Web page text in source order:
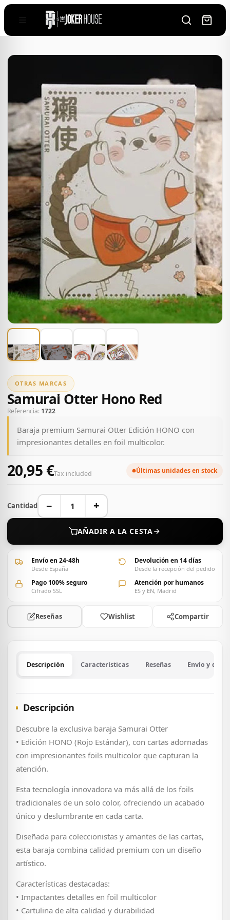
OTRAS MARCAS
Samurai Otter Hono Red
Referencia: 1722
Baraja premium Samurai Otter Edición HONO con
impresionantes detalles en foil multicolor.
20,95 €Tax included Últimas unidades en stock
Cantidad − +
AÑADIR A LA CESTA
Envío en 24-48h
Desde España
Devolución en 14 días
Desde la recepción del pedido
Pago 100% seguro
Cifrado SSL
Atención por humanos
ES y EN, Madrid
Reseñas Wishlist Compartir
Descripción Características Reseñas Envío y
Descripción
Descubre la exclusiva baraja Samurai Otter
• Edición HONO (Rojo Estándar), con cartas adornadas
con impresionantes foils multicolor que capturan la
atención.
Esta tecnología innovadora va más allá de los foils
tradicionales de un solo color, ofreciendo un acabado
único y deslumbrante en cada carta.
Diseñada para coleccionistas y amantes de las cartas,
esta baraja combina calidad premium con un diseño
artístico.
Características destacadas:
• Impactantes detalles en foil multicolor
• Cartulina de alta calidad y durabilidad